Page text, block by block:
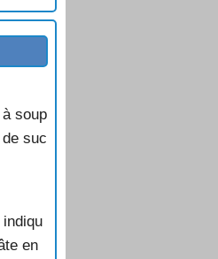
soup
suc
en